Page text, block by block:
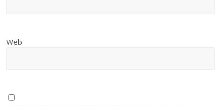
Web